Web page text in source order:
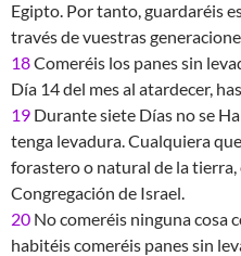
Egipto. Por tanto, guardaréis
través de vuestras
18Comeréis los panes sin
Día 14 del mes al atardecer,
19 Durante siete Días no se
tenga levadura. Cualquiera
forastero o natural de la tierra,
Congregación de Israel.
20 No comeréis ninguna cosa
habitéis comeréis panes sin